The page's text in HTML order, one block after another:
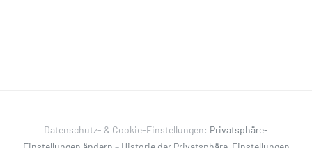
Datenschutz- & Cookie-Einstellungen: Privatsphäre-